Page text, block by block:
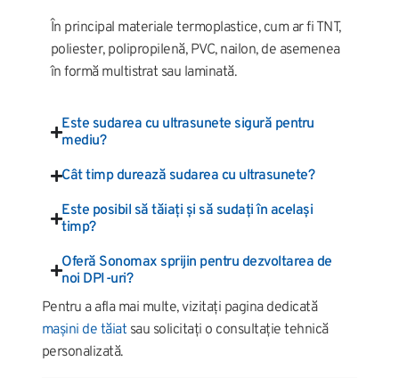
În principal materiale termoplastice, cum ar fi TNT,
poliester, polipropilenă, PVC, nailon, de asemenea
în formă multistrat sau laminată.
Este sudarea cu ultrasunete sigură pentru
mediu?
Cât timp durează sudarea cu ultrasunete?
Este posibil să tăiați și să sudați în același
timp?
Oferă Sonomax sprijin pentru dezvoltarea de
noi DPI-uri?
Pentru a afla mai multe, vizitați pagina dedicată
mașini de tăiat sau solicitați o consultație tehnică
personalizată.